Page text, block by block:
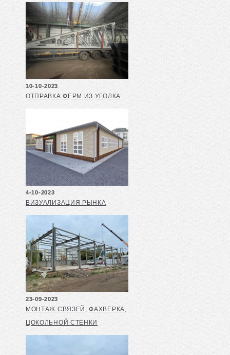
10-10-2023
ОТПРАВКА ФЕРМ ИЗ УГОЛКА
4-10-2023
ВИЗУАЛИЗАЦИЯ РЫНКА
23-09-2023
МОНТАЖ СВЯЗЕЙ, ФАХВЕРКА,
ЦОКОЛЬНОЙ СТЕНКИ